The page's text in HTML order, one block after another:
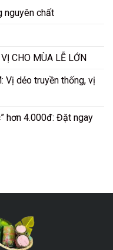
350.000VNĐ.
nguyên chất
CHO MÙA LỄ LỚN
Vị dẻo truyền thống, vị
hơn 4.000đ: Đặt ngay